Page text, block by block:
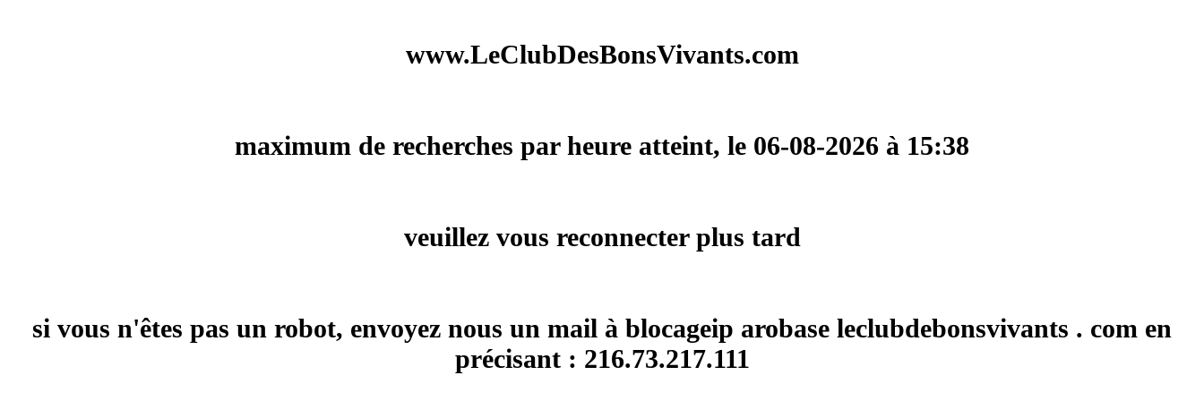
www.LeClubDesBonsVivants.com
maximum de recherches par heure atteint, le 06-08-2026 à 15:38
veuillez vous reconnecter plus tard
si vous n'êtes pas un robot, envoyez nous un mail à blocageip arobase leclubdebonsvivants . com en
précisant : 216.73.217.111